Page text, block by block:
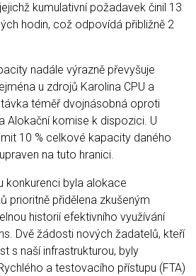
kumulativní požadavek činil 13
hodin, což odpovídá přibližně 2
nadále výrazně převyšuje
u zdrojů Karolina CPU a
téměř dvojnásobná oproti
Alokační komise k dispozici. U
10 % celkové kapacity daného
na tuto hranici.
konkurenci byla alokace
prioritně přidělena zkušeným
historií efektivního využívání
Dvě žádosti nových žadatelů, kteří
s naší infrastrukturou, byly
a testovacího přístupu (FTA)